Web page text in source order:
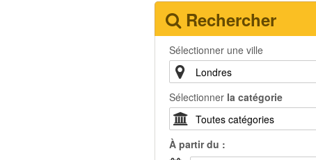
Rechercher
Sélectionner une ville
Sélectionner la catégorie
À partir du :